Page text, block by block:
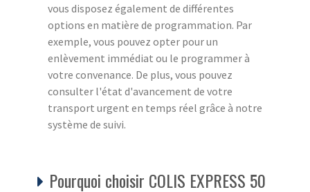
vous disposez également de différentes
options en matière de programmation. Par
exemple, vous pouvez opter pour un
enlèvement immédiat ou le programmer à
votre convenance. De plus, vous pouvez
consulter l'état d'avancement de votre
transport urgent en temps réel grâce à notre
système de suivi.
Pourquoi choisir COLIS EXPRESS 50